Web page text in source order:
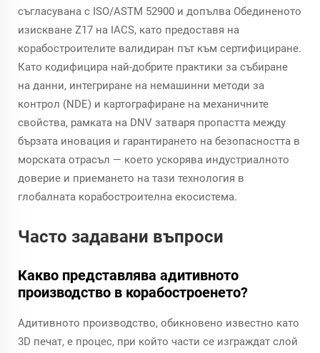
съгласувана с ISO/ASTM 52900 и допълва Обединеното
изискване Z17 на IACS, като предоставя на
корабостроителите валидиран път към сертифициране.
Като кодифицира най-добрите практики за събиране
на данни, интегриране на немашинни методи за
контрол (NDE) и картографиране на механичните
свойства, рамката на DNV затваря пропастта между
бързата иновация и гарантирането на безопасността в
морската отрасъл — което ускорява индустриалното
доверие и приемането на тази технология в
глобалната корабостроителна екосистема.
Часто задавани въпроси
Какво представлява адитивното
производство в корабостроенето?
Адитивното производство, обикновено известно като
3D печат, е процес, при който части се изграждат слой